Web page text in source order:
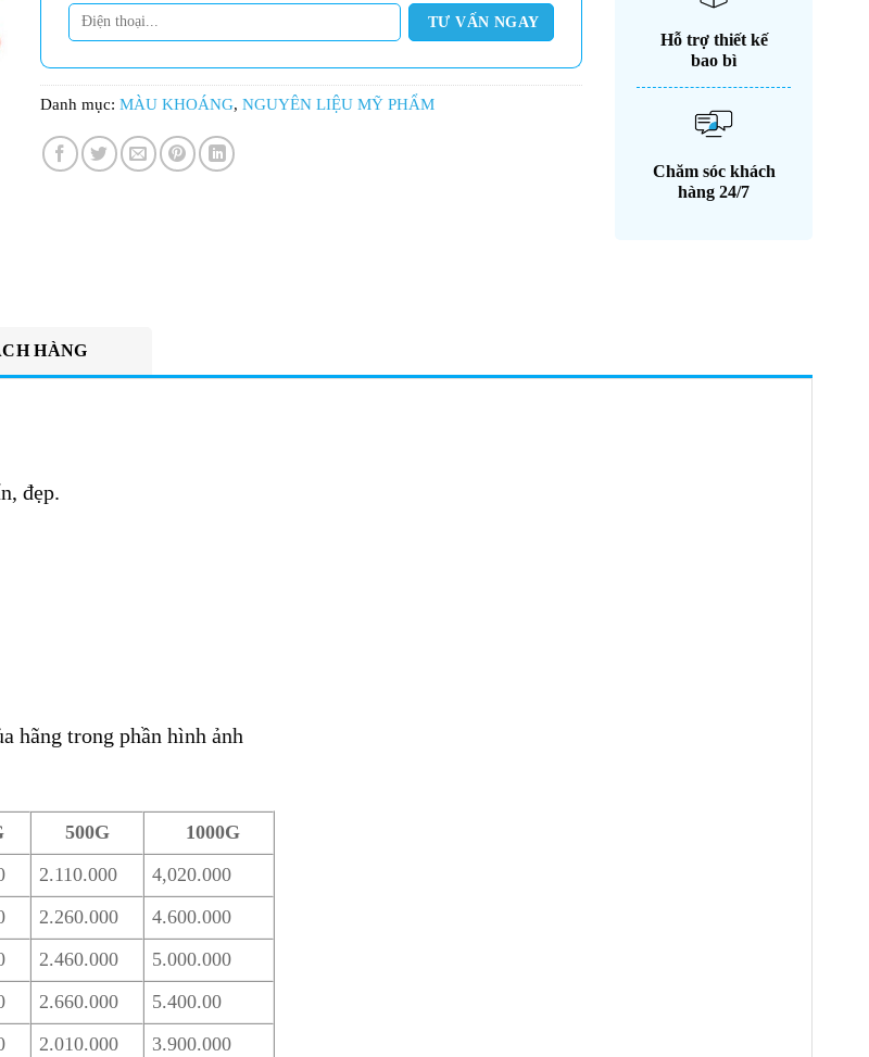
Danh mục:MÀU KHOÁNG,NGUYÊN LIỆU MỸ PHẨM
Hỗ trợ thiết kế
bao bì
Chăm sóc khách
hàng 24/7
HÀNG
đẹp.
hãng trong phần hình ảnh
500G
1000G
2.110.000
4,020.000
2.260.000
4.600.000
2.460.000
5.000.000
2.660.000
5.400.00
2.010.000
3.900.000